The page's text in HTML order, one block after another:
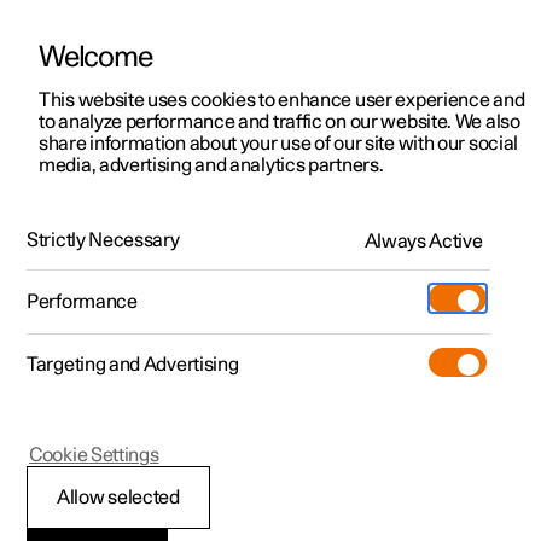
Polestar 2
Polestar 3
Polestar 4
Pre-owned
Shop
Meer
Testrit
Aanbiedingen voor
Testrit
Aanbiedingen voor
Polestar 4 coupé
Ontdek Polestar 4
Testrit
Bekijk onze stockwagens
Aanbiedingen voor
Ontdek Polestar 5
Over pre-owned
Pre-owned aanbiedingen
Aanbiedingen voor particulieren
Aanbiedingen voor
professionelen
Bekijk onze stockwagens
Configureer
Pre-owned
Testrit
Additionals
(Opent in een nieuw venster)
Experiences
Ontmoet ons
Servicepunten
Opladen
Support
HandleidingVideogalerijSoftware-updates
Maten en gewichten
Polestar 2
Afmetingen
Welcome
This website uses cookies to enhance user experience and
to analyze performance and traffic on our website. We also
share information about your use of our site with our social
media, advertising and analytics partners.
Strictly Necessary Always Active
Performance
Targeting and Advertising
Allow selected
Cookie Settings